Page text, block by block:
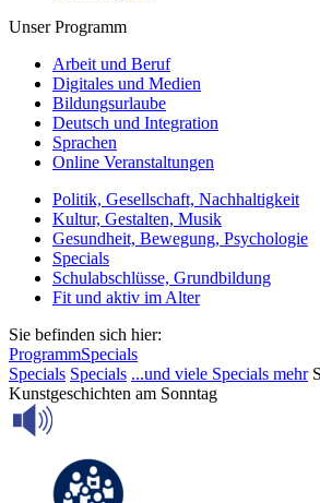
Unser Programm
Arbeit und Beruf
Digitales und Medien
Bildungsurlaube
Deutsch und Integration
Sprachen
Online Veranstaltungen
Politik, Gesellschaft, Nachhaltigkeit
Kultur, Gestalten, Musik
Gesundheit, Bewegung, Psychologie
Specials
Schulabschlüsse, Grundbildung
Fit und aktiv im Alter
Sie befinden sich hier:
ProgrammSpecials
Specials Specials ...und viele Specials mehr
Kunstgeschichten am Sonntag